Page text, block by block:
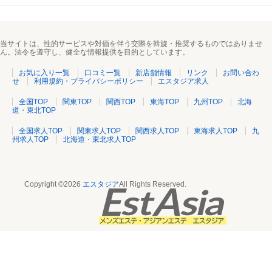
当サイトは、性的サービスや対価を伴う交際を斡旋・推奨するものではありませ
ん。法令を遵守し、健全な情報提供を目的としています。
お気に入り一覧 口コミ一覧 新店舗情報 リンク
お問い合わ
せ
利用規約・プライバシーポリシー エスタジア求人
全国TOP 関東TOP 関西TOP 東海TOP 九州TOP
北海
道・東北TOP
全国求人TOP 関東求人TOP 関西求人TOP 東海求人TOP
九
州求人TOP
北海道・東北求人TOP
Copyright ©2026 エスタジアAll Rights Reserved.